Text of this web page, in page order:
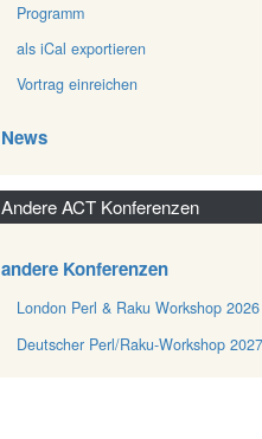
Programm
als iCal exportieren
Vortrag einreichen
News
Andere ACT Konferenzen
andere Konferenzen
London Perl & Raku Workshop 2026
Deutscher Perl/Raku-Workshop 2027